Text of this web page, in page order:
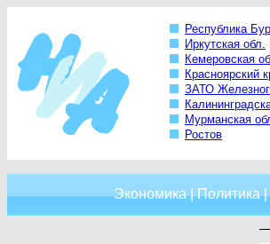
Республика
Иркутская обл.
Кемеровская
Красноярский
ЗАТО
Мурманская
Ростов
Экономика|Политика|